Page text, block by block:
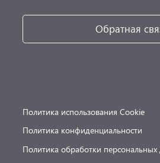
Обратная
Политика использования Cookie
Политика конфиденциальности
Политика обработки